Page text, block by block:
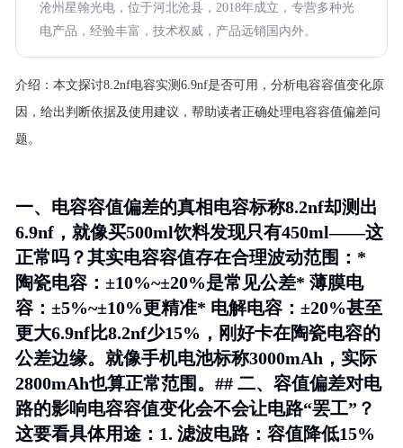
沧州星翰光电，位于河北沧县，2018年成立，专营多种光
电产品，经验丰富，技术权威，产品远销国内外。
介绍： 本文探讨8.2nf电容实测6.9nf是否可用，分析电容容值变化原
因，给出判断依据及使用建议，帮助读者正确处理电容容值偏差问
题。
一、电容容值偏差的真相电容标称8.2nf却测出
6.9nf，就像买500ml饮料发现只有450ml——这
正常吗？其实电容容值存在合理波动范围：*
陶瓷电容 ：±10%~±20%是常见公差* 薄膜电
容 ：±5%~±10%更精准* 电解电容 ：±20%甚至
更大6.9nf比8.2nf少15%，刚好卡在陶瓷电容的
公差边缘。就像手机电池标称3000mAh，实际
2800mAh也算正常范围。## 二、容值偏差对电
路的影响电容容值变化会不会让电路“罢工”？
这要看具体用途：1. 滤波电路：容值降低15%